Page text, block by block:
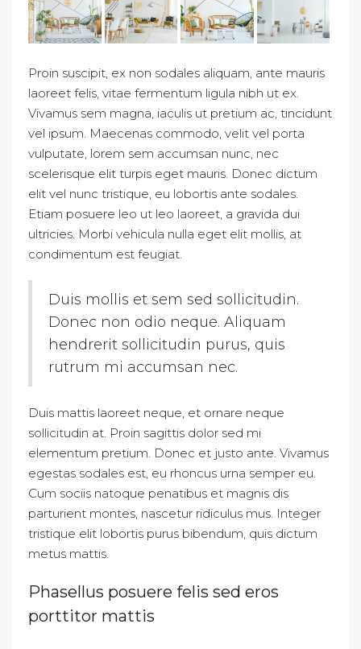
Proin suscipit, ex non sodales aliquam, ante mauris
laoreet felis, vitae fermentum ligula nibh ut ex.
Vivamus sem magna, iaculis ut pretium ac, tincidunt
vel ipsum. Maecenas commodo, velit vel porta
vulputate, lorem sem accumsan nunc, nec
scelerisque elit turpis eget mauris. Donec dictum
elit vel nunc tristique, eu lobortis ante sodales.
Etiam posuere leo ut leo laoreet, a gravida dui
ultricies. Morbi vehicula nulla eget elit mollis, at
condimentum est feugiat.
Duis mollis et sem sed sollicitudin.
Donec non odio neque. Aliquam
hendrerit sollicitudin purus, quis
rutrum mi accumsan nec.
Duis mattis laoreet neque, et ornare neque
sollicitudin at. Proin sagittis dolor sed mi
elementum pretium. Donec et justo ante. Vivamus
egestas sodales est, eu rhoncus urna semper eu.
Cum sociis natoque penatibus et magnis dis
parturient montes, nascetur ridiculus mus. Integer
tristique elit lobortis purus bibendum, quis dictum
metus mattis.
Phasellus posuere felis sed eros
porttitor mattis